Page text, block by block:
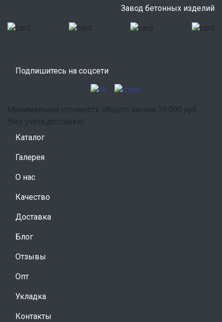
Завод бетонных изделий
Подпишитесь на соцсети
Минимальная стоимость общего заказа 10 000 руб.
(без учета доставки)
Каталог
Галерея
О нас
Качество
Доставка
Блог
Отзывы
Опт
Укладка
Контакты